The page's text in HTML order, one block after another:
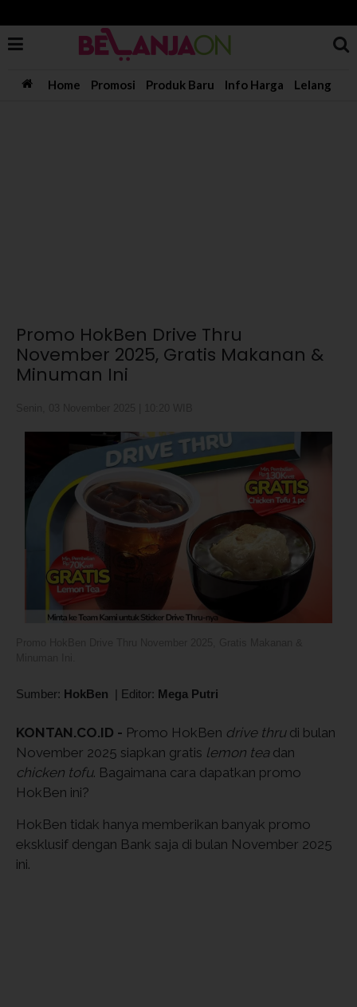
Home Promosi Produk Baru Info Harga Lelang
Promo HokBen Drive Thru
November 2025, Gratis Makanan &
Minuman Ini
Sumber: HokBen | Editor: Mega Putri
KONTAN.CO.ID - Promo HokBen drive thru di bulan
November 2025 siapkan gratis lemon teadan
chicken tofu. Bagaimana cara dapatkan promo
HokBen ini?
HokBen tidak hanya memberikan banyak promo
eksklusif dengan Bank saja di bulan November 2025
ini.